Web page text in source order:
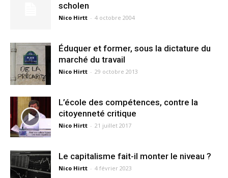
scholen
Nico Hirtt - 4 octobre 2004
Éduquer et former, sous la dictature du
marché du travail
Nico Hirtt - 29 octobre 2013
L’école des compétences, contre la
citoyenneté critique
Nico Hirtt - 21 juillet 2017
Le capitalisme fait-il monter le niveau ?
Nico Hirtt - 4 février 2023